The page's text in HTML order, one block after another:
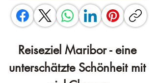
Reiseziel Maribor - eine
unterschätzte Schönheit mit